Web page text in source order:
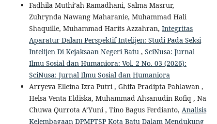
Fadhila Muthi’ah Ramadhani, Salma Masrur,
Zuhrynda Nawang Maharanie, Muhammad Hali
Shaquille, Muhammad Harits Azzahran, Integritas
Aparatur Dalam Perspektif Intelijen: Studi Pada Seksi
Intelijen Di Kejaksaan Negeri Batu , SciNusa: Jurnal
Ilmu Sosial dan Humaniora: Vol. 2 No. 03 (2026):
SciNusa: Jurnal Ilmu Sosial dan Humaniora
Arryeva Elleina Izra Putri , Ghifa Pradipta Pahlawan ,
Helsa Venta Eldiska, Muhammad Ahsanudin Rofiq , Na
Chuwa Qurrota A’Yuni , Tino Bagus Ferdianto, Analisis
Kelembagaan DPMPTSP Kota Batu Dalam Mendukung